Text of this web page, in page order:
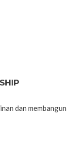
dan membangun